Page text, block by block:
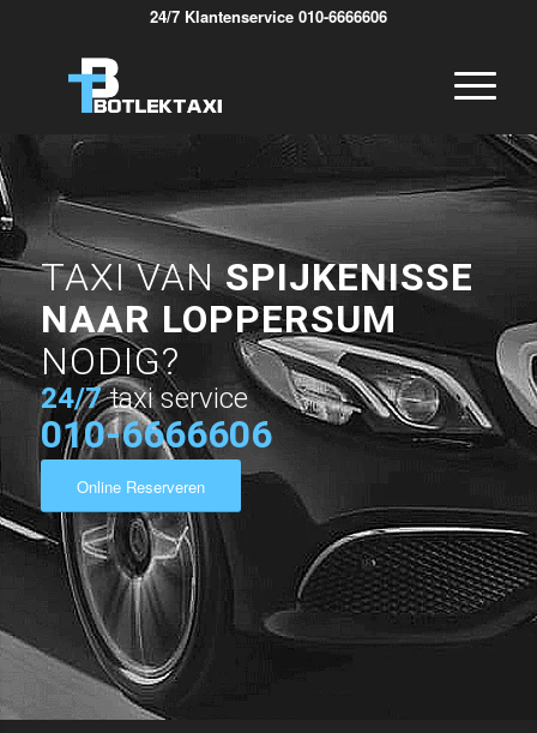
24/7 Klantenservice 010-6666606
TAXI VANSPIJKENISSE
NAAR LOPPERSUM
NODIG?
24/7 taxi service
010-6666606
Online Reserveren